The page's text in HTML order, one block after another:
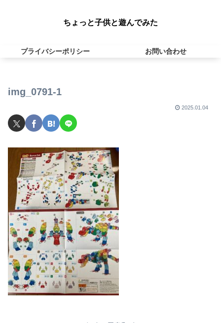
ちょっと子供と遊んでみた
プライバシーポリシー お問い合わせ
img_0791-1
2025.01.04